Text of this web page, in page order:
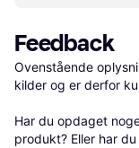
Feedback
Ovenstående
kilder og er derfor
Har du opdaget
produkt? Eller har